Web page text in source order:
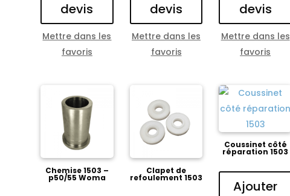
devis
Mettre dans les
favoris
devis
Mettre dans les
favoris
devis
Mettre dans les
favoris
Chemise 1503 –
p50/55 Woma
Clapet de
refoulement 1503
Coussinet côté
réparation 1503
Ajouter